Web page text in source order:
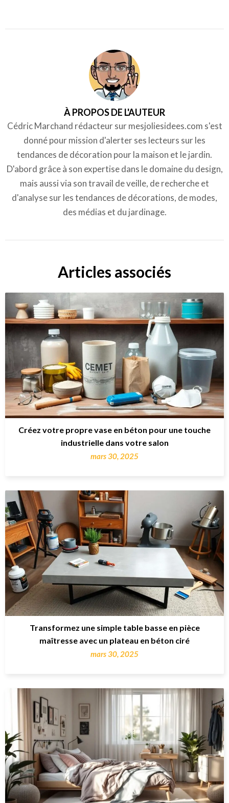
À PROPOS DE L'AUTEUR
Cédric Marchand rédacteur sur mesjoliesidees.com s'est
donné pour mission d'alerter ses lecteurs sur les
tendances de décoration pour la maison et le jardin.
D'abord grâce à son expertise dans le domaine du design,
mais aussi via son travail de veille, de recherche et
d'analyse sur les tendances de décorations, de modes,
des médias et du jardinage.
Articles associés
Créez votre propre vase en béton pour une touche
industrielle dans votre salon
mars 30, 2025
Transformez une simple table basse en pièce
maîtresse avec un plateau en béton ciré
mars 30, 2025